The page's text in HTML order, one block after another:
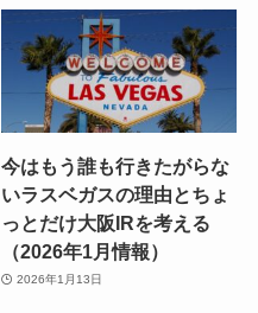
今はもう誰も行きたがらな
いラスベガスの理由とちょ
っとだけ大阪IRを考える
（2026年1月情報）
2026年1月13日